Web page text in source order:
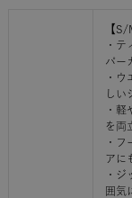
【
・
パー
・
しい
・
を両
・
アに
・
囲気